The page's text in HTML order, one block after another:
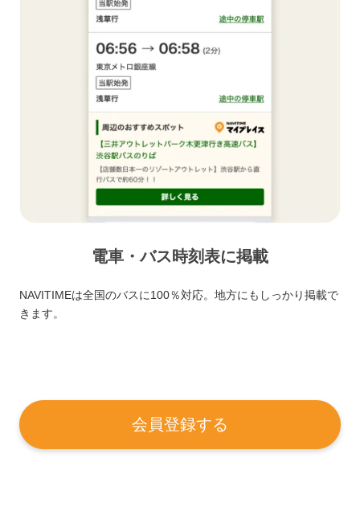
電車・バス時刻表に掲載
NAVITIMEは全国のバスに100％対応。地方にもしっかり掲載で
きます。
会員登録する